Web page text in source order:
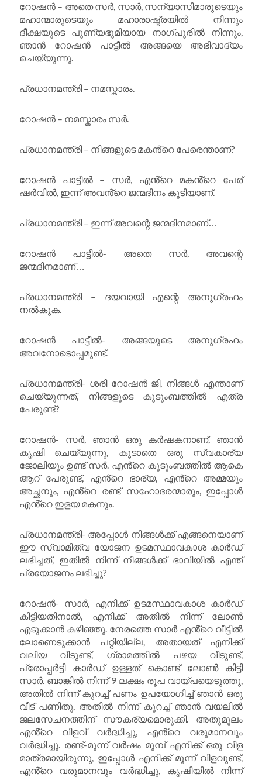
റോഷൻ – അതെ സർ, സാർ, സന്യാസിമാരുടെയും
മഹാന്മാരുടെയും മഹാരാഷ്ട്രയിൽ നിന്നും
ദീക്ഷയുടെ പുണ്യഭൂമിയായ നാഗ്പൂരിൽ നിന്നും,
ഞാൻ റോഷൻ പാട്ടീൽ അങ്ങയെ അഭിവാദ്യം
ചെയ്യുന്നു.
പ്രധാനമന്ത്രി – നമസ്കാരം.
റോഷൻ – നമസ്കാരം സർ.
പ്രധാനമന്ത്രി – നിങ്ങളുടെ മകൻ്റെ പേരെന്താണ്?
റോഷൻ പാട്ടീൽ – സർ, എൻ്റെ മകൻ്റെ പേര്
ഷർവിൽ, ഇന്ന് അവൻ്റെ ജന്മദിനം കൂടിയാണ്.
പ്രധാനമന്ത്രി – ഇന്ന് അവന്റെ ജന്മദിനമാണ്…
റോഷൻ പാട്ടീൽ- അതെ സർ, അവന്റെ
ജന്മദിനമാണ്…
പ്രധാനമന്ത്രി – ദയവായി എന്റെ അനുഗ്രഹം
നൽകുക.
റോഷൻ പാട്ടീൽ- അങ്ങയുടെ അനുഗ്രഹം
അവനോടൊപ്പമുണ്ട്.
പ്രധാനമന്ത്രി- ശരി റോഷൻ ജി, നിങ്ങൾ എന്താണ്
ചെയ്യുന്നത്, നിങ്ങളുടെ കുടുംബത്തിൽ എത്ര
പേരുണ്ട്?
റോഷൻ- സർ, ഞാൻ ഒരു കർഷകനാണ്, ഞാൻ
കൃഷി ചെയ്യുന്നു, കൂടാതെ ഒരു സ്വകാര്യ
ജോലിയും ഉണ്ട് സർ. എൻ്റെ കുടുംബത്തിൽ ആകെ
ആറ് പേരുണ്ട്, എൻ്റെ ഭാര്യ, എൻ്റെ അമ്മയും
അച്ഛനും, എൻ്റെ രണ്ട് സഹോദരന്മാരും, ഇപ്പോൾ
എൻ്റെ ഇളയ മകനും.
പ്രധാനമന്ത്രി- അപ്പോൾ നിങ്ങൾക്ക് എങ്ങനെയാണ്
ഈ സ്വാമിത്വ യോജന ഉടമസ്ഥാവകാശ കാർഡ്
ലഭിച്ചത്, ഇതിൽ നിന്ന് നിങ്ങൾക്ക് ഭാവിയിൽ എന്ത്
പ്രയോജനം ലഭിച്ചു?
റോഷൻ- സാർ, എനിക്ക് ഉടമസ്ഥാവകാശ കാർഡ്
കിട്ടിയതിനാൽ, എനിക്ക് അതിൽ നിന്ന് ലോൺ
എടുക്കാൻ കഴിഞ്ഞു. നേരത്തെ സാർ എൻ്റെ വീട്ടിൽ
ലോണെടുക്കാൻ പറ്റിയില്ല, അതായത് എനിക്ക്
വലിയ വീടുണ്ട്, ഗ്രാമത്തിൽ പഴയ വീടുണ്ട്,
പ്രോപ്പർട്ടി കാർഡ് ഉള്ളത് കൊണ്ട് ലോൺ കിട്ടി
സാർ. ബാങ്കിൽ നിന്ന് 9 ലക്ഷം രൂപ വായ്പയെടുത്തു,
അതിൽ നിന്ന് കുറച്ച് പണം ഉപയോഗിച്ച് ഞാൻ ഒരു
വീട് പണിതു, അതിൽ നിന്ന് കുറച്ച് ഞാൻ വയലിൽ
ജലസേചനത്തിന് സൗകര്യമൊരുക്കി. അതുമൂലം
എൻ്റെ വിളവ് വർദ്ധിച്ചു, എൻ്റെ വരുമാനവും
വർദ്ധിച്ചു. രണ്ട്-മൂന്ന് വർഷം മുമ്പ് എനിക്ക് ഒരു വിള
മാത്രമായിരുന്നു, ഇപ്പോൾ എനിക്ക് മൂന്ന് വിളവുണ്ട്,
എൻ്റെ വരുമാനവും വർദ്ധിച്ചു, കൃഷിയിൽ നിന്ന്